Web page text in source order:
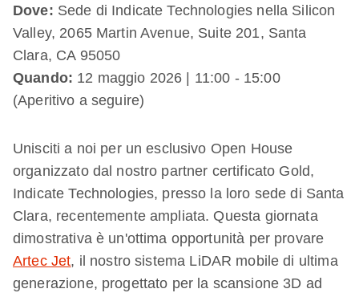
Dove: Sede di Indicate Technologies nella Silicon
Valley, 2065 Martin Avenue, Suite 201, Santa
Clara, CA 95050
Quando: 12 maggio 2026 | 11:00 - 15:00
(Aperitivo a seguire)
Unisciti a noi per un esclusivo Open House
organizzato dal nostro partner certificato Gold,
Indicate Technologies, presso la loro sede di Santa
Clara, recentemente ampliata. Questa giornata
dimostrativa è un'ottima opportunità per provare
Artec Jet, il nostro sistema LiDAR mobile di ultima
generazione, progettato per la scansione 3D ad